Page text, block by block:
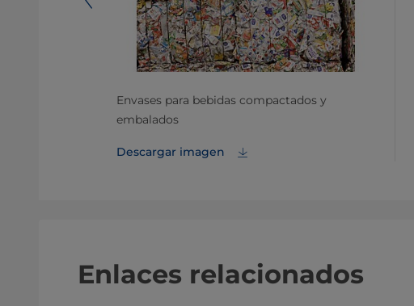
Envases para bebidas compactados y
embalados
Descargar imagen
Enlaces relacionados